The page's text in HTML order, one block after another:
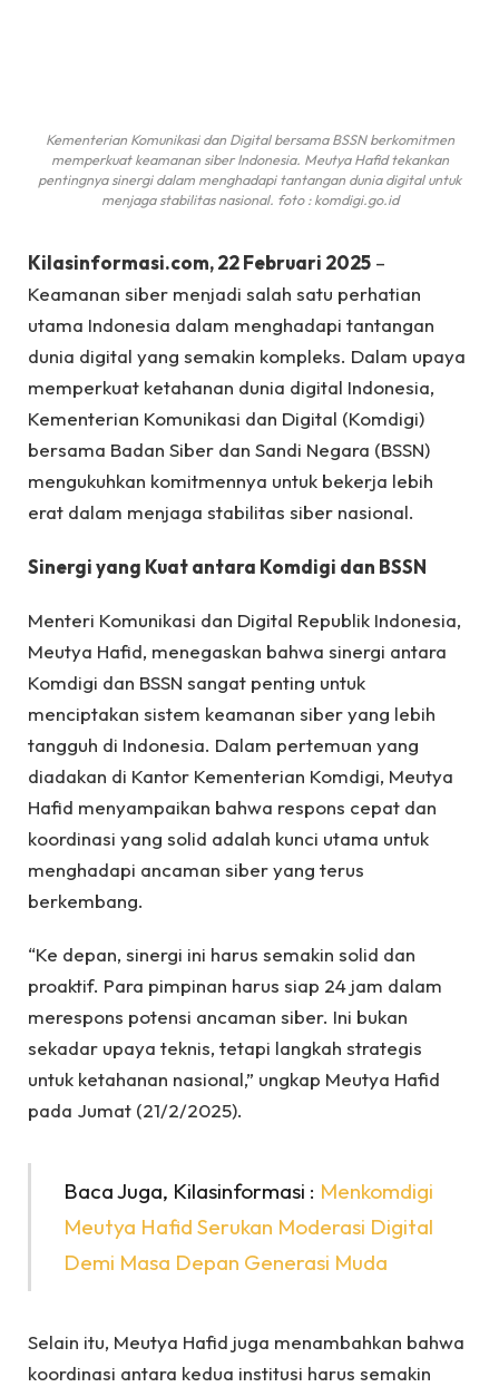
Kementerian Komunikasi dan Digital bersama BSSN berkomitmen
memperkuat keamanan siber Indonesia. Meutya Hafid tekankan
pentingnya sinergi dalam menghadapi tantangan dunia digital untuk
menjaga stabilitas nasional. foto : komdigi.go.id
Kilasinformasi.com, 22 Februari 2025 –
Keamanan siber menjadi salah satu perhatian
utama Indonesia dalam menghadapi tantangan
dunia digital yang semakin kompleks. Dalam upaya
memperkuat ketahanan dunia digital Indonesia,
Kementerian Komunikasi dan Digital (Komdigi)
bersama Badan Siber dan Sandi Negara (BSSN)
mengukuhkan komitmennya untuk bekerja lebih
erat dalam menjaga stabilitas siber nasional.
Sinergi yang Kuat antara Komdigi dan BSSN
Menteri Komunikasi dan Digital Republik Indonesia,
Meutya Hafid, menegaskan bahwa sinergi antara
Komdigi dan BSSN sangat penting untuk
menciptakan sistem keamanan siber yang lebih
tangguh di Indonesia. Dalam pertemuan yang
diadakan di Kantor Kementerian Komdigi, Meutya
Hafid menyampaikan bahwa respons cepat dan
koordinasi yang solid adalah kunci utama untuk
menghadapi ancaman siber yang terus
berkembang.
“Ke depan, sinergi ini harus semakin solid dan
proaktif. Para pimpinan harus siap 24 jam dalam
merespons potensi ancaman siber. Ini bukan
sekadar upaya teknis, tetapi langkah strategis
untuk ketahanan nasional,” ungkap Meutya Hafid
pada Jumat (21/2/2025).
Baca Juga, Kilasinformasi : Menkomdigi
Meutya Hafid Serukan Moderasi Digital
Demi Masa Depan Generasi Muda
Selain itu, Meutya Hafid juga menambahkan bahwa
koordinasi antara kedua institusi harus semakin